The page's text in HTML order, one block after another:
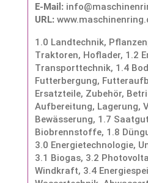
E-Mail:
URL:
1.0 Landtechnik,
Traktoren, Hoflader, 1.2
Transporttechnik, 1.4
Futterbergung,
Ersatzteile, Zubehör,
Aufbereitung, Lagerung,
Bewässerung, 1.7
Biobrennstoffe, 1.8
3.0 Energietechnologie,
3.1 Biogas, 3.2
Windkraft, 3.4